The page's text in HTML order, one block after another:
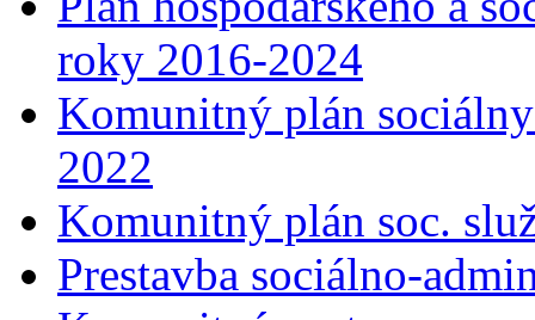
roky 2016-2024
Komunitný plán
2022
Komunitný plán soc.
Prestavba sociálno-